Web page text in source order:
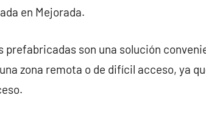
en Mejorada.
prefabricadas son una solución
zona remota o de difícil acceso, ya